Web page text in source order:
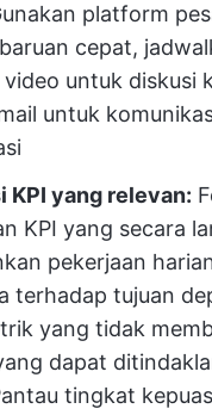
platform
cepat,
untuk diskusi
untuk
KPI yang relevan:
KPI yang secara
pekerjaan
terhadap tujuan
yang tidak
dapat
tingkat